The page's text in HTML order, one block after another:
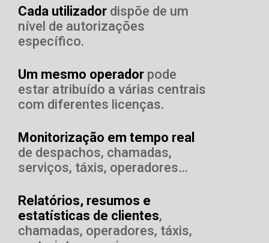
Cada utilizador dispõe de um
nível de autorizações
específico.
Um mesmo operador pode
estar atribuído a várias centrais
com diferentes licenças.
Monitorização em tempo real
de despachos, chamadas,
serviços, táxis, operadores…
Relatórios, resumos e
estatísticas de clientes,
chamadas, operadores, táxis,